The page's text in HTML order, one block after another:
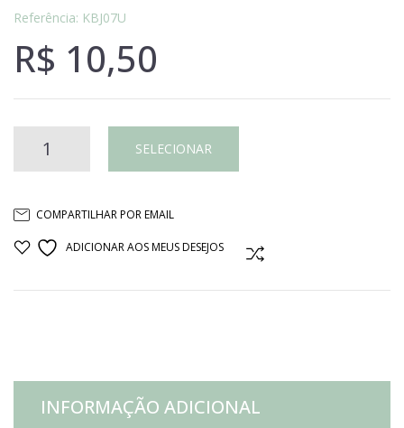
Referência: KBJ07U
R$ 10,50
Bandeja
osso
SELECIONAR
COMPARTILHAR POR EMAIL
ADICIONAR AOS MEUS DESEJOS
INFORMAÇÃO ADICIONAL